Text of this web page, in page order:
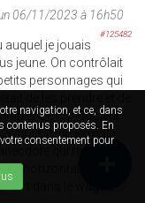
navigation, et ce, dans
contenus proposés. En
consentement pour
06/11/2023 à 16h50
#125482
auquel je jouais
jeune. On contrôlait
personnages qui
arrêt. Le conducteur
Il me semble
qui raconte
à l'horizontale et on
dans le wagon.